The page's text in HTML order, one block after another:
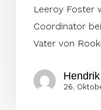
Leeroy Foster
Coordinator
Vater von
Hendrik
26.